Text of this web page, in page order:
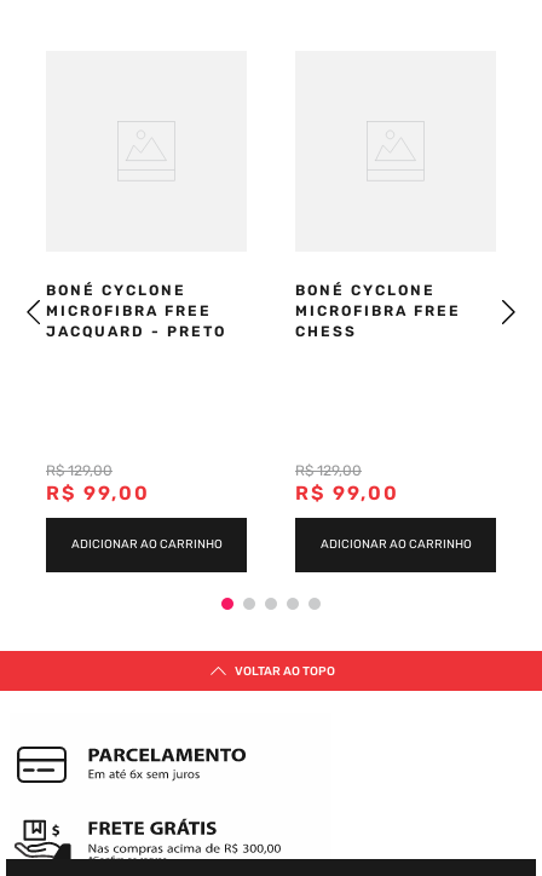
BONÉ CYCLONE
MICROFIBRA FREE
JACQUARD - PRETO
R$ 129,00
R$ 99,00
ADICIONAR AO CARRINHO
BONÉ CYCLONE
MICROFIBRA FREE
CHESS
R$ 129,00
R$ 99,00
ADICIONAR AO CARRINHO
VOLTAR AO TOPO